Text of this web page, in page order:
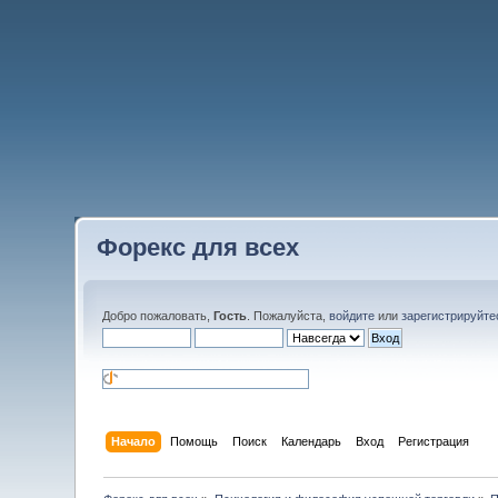
Форекс для всех
Добро пожаловать,Гость . Пожалуйста,войдите или
Начало Помощь Поиск Календарь Вход Регистрация